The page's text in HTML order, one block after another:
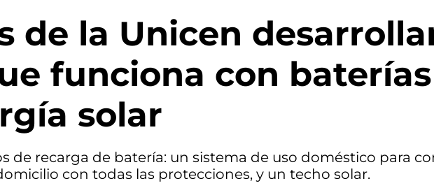
de la Unicen
funciona con
solar
de recarga de batería: un sistema de uso doméstico para
con todas las protecciones, y un techo solar.